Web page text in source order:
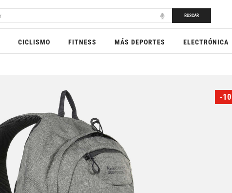
BUSCAR
CICLISMO FITNESS MÁS DEPORTES ELECTRÓNICA
-10